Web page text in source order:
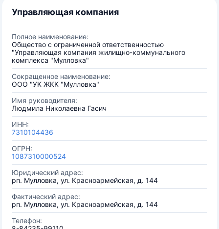
Управляющая компания
Полное наименование:
Общество с ограниченной ответственностью
"Управляющая компания жилищно-коммунального
комплекса "Мулловка"
Сокращенное наименование:
ООО "УК ЖКК "Мулловка"
Имя руководителя:
Людмила Николаевна Гасич
ИНН:
7310104436
ОГРН:
1087310000524
Юридический адрес:
рп. Мулловка, ул. Красноармейская, д. 144
Фактический адрес:
рп. Мулловка, ул. Красноармейская, д. 144
Телефон: